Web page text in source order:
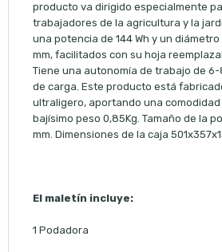
producto va dirigido especialmente
trabajadores de la agricultura y la
una potencia de 144 Wh y un
mm, facilitados con su hoja
Tiene una autonomía de trabajo de
de carga. Este producto está
ultraligero, aportando una
bajísimo peso 0,85Kg. Tamaño de la
mm. Dimensiones de la caja
El maletín incluye:
1 Podadora